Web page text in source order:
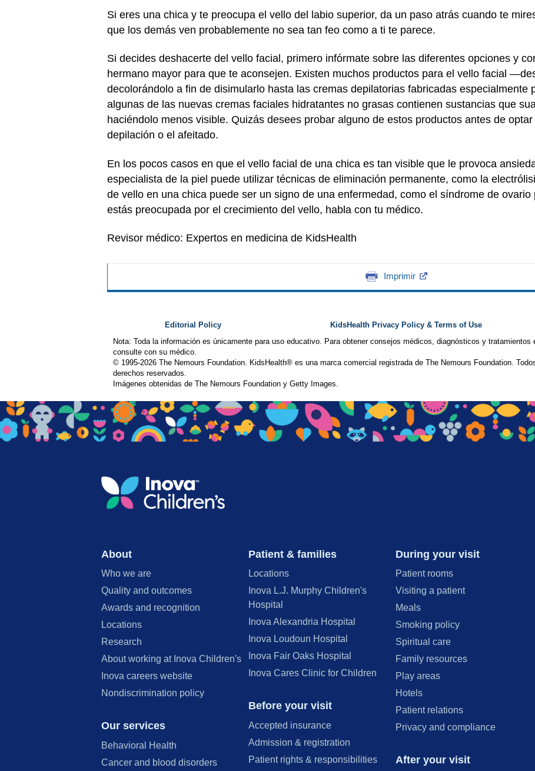
Si eres una chica y te preocupa el vello del labio superior, da un paso atrás cuando te
que los demás ven probablemente no sea tan feo como a ti te parece.
Si decides deshacerte del vello facial, primero infórmate sobre las diferentes opciones y
hermano mayor para que te aconsejen. Existen muchos productos para el vello facial
decolorándolo a fin de disimularlo hasta las cremas depilatorias fabricadas especialmente
algunas de las nuevas cremas faciales hidratantes no grasas contienen sustancias que
haciéndolo menos visible. Quizás desees probar alguno de estos productos antes de
depilación o el afeitado.
En los pocos casos en que el vello facial de una chica es tan visible que le provoca
especialista de la piel puede utilizar técnicas de eliminación permanente, como la
de vello en una chica puede ser un signo de una enfermedad, como el síndrome de
estás preocupada por el crecimiento del vello, habla con tu médico.
Revisor médico: Expertos en medicina de KidsHealth
Imprimir
Editorial Policy KidsHealth Privacy Policy & Terms of Use
Nota: Toda la información es únicamente para uso educativo. Para obtener consejos médicos, diagnósticos y tratamientos
consulte con su médico.
© 1995-2026 The Nemours Foundation. KidsHealth® es una marca comercial registrada de The Nemours Foundation.
derechos reservados.
Imágenes obtenidas de The Nemours Foundation y Getty Images.
About
Who we are
Quality and outcomes
Awards and recognition
Locations
Research
About working at Inova Children's
Inova careers website
Nondiscrimination policy
Our services
Behavioral Health
Cancer and blood disorders
Patient & families
Locations
Inova L.J. Murphy Children's
Hospital
Inova Alexandria Hospital
Inova Loudoun Hospital
Inova Fair Oaks Hospital
Inova Cares Clinic for Children
Before your visit
Accepted insurance
Admission & registration
Patient rights & responsibilities
During your visit
Patient rooms
Visiting a patient
Meals
Smoking policy
Spiritual care
Family resources
Play areas
Hotels
Patient relations
Privacy and compliance
After your visit